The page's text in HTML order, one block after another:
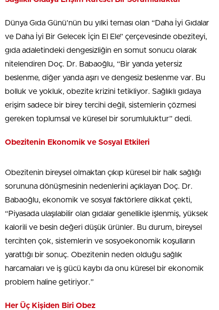
Dünya Gıda Günü’nün bu yılki teması olan “Daha İyi Gıdalar
ve Daha İyi Bir Gelecek İçin El Ele” çerçevesinde obeziteyi,
gıda adaletindeki dengesizliğin en somut sonucu olarak
nitelendiren Doç. Dr. Babaoğlu, “Bir yanda yetersiz
beslenme, diğer yanda aşırı ve dengesiz beslenme var. Bu
bolluk ve yokluk, obezite krizini tetikliyor. Sağlıklı gıdaya
erişim sadece bir birey tercihi değil, sistemlerin çözmesi
gereken toplumsal ve küresel bir sorumluluktur” dedi.
Obezitenin Ekonomik ve Sosyal Etkileri
Obezitenin bireysel olmaktan çıkıp küresel bir halk sağlığı
sorununa dönüşmesinin nedenlerini açıklayan Doç. Dr.
Babaoğlu, ekonomik ve sosyal faktörlere dikkat çekti,
“Piyasada ulaşılabilir olan gıdalar genellikle işlenmiş, yüksek
kalorili ve besin değeri düşük ürünler. Bu durum, bireysel
tercihten çok, sistemlerin ve sosyoekonomik koşulların
yarattığı bir sonuç. Obezitenin neden olduğu sağlık
harcamaları ve iş gücü kaybı da onu küresel bir ekonomik
problem haline getiriyor.”
Her Üç Kişiden Biri Obez